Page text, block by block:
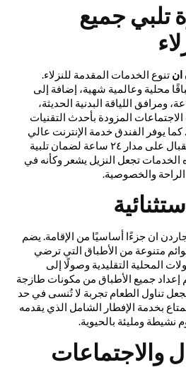
تلبي جميع
ان تنوع الخدمات المقدمة للنزلاء.
محلية وعالمية شهية، إضافة إلى
ومرافق اللياقة البدنية الحديثة،
المزودة بأحدث التقنيات
كما يوفر الفندق خدمة الإنترنت عالي
السرعة مجانًا، وخدمة الاستقبال على مدار ٢٤ ساعة لضمان تلبية
تجعل النزيل يشعر وكأنه في
والخصوصية.
ان جزءًا أساسيًا من الإقامة. يضم
متنوعة من الأطباق التي ترضي
المحلية التقليدية وصولًا إلى
إعداد جميع الأطباق من مكونات طازجة
تناول الطعام تجربة لا تُنسى في حد
بخدمة الإفطار الشامل الذي يقدمه
نشيطة ومليئة بالحيوية.
والاجتماعات